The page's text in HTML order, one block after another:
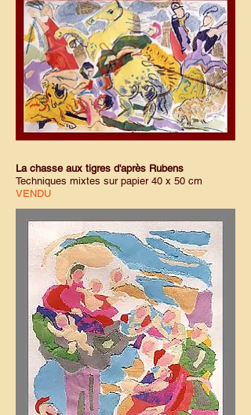
La chasse aux tigres d'après Rubens
Techniques mixtes sur papier 40 x 50 cm
VENDU